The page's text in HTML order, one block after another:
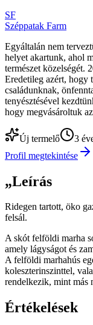
SF
Széppatak Farm
Egyáltalán nem
helyet akartunk, ahol
természet közelségét.
Eredetileg azért, hogy
családunknak,
tenyésztésével
hogy megvásároltuk
Új termelő
3
Profil megtekintése
„Leírás
Ridegen tartott, öko
felsál.
A skót felföldi marha
amely lágyságot és
A felföldi marhahús
koleszterinszinttel,
rendelkezik, mint más
Értékelések